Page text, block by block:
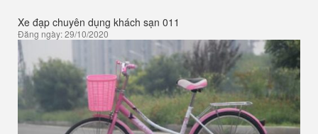
Xe đạp chuyên dụng khách sạn 011
Đăng ngày: 29/10/2020